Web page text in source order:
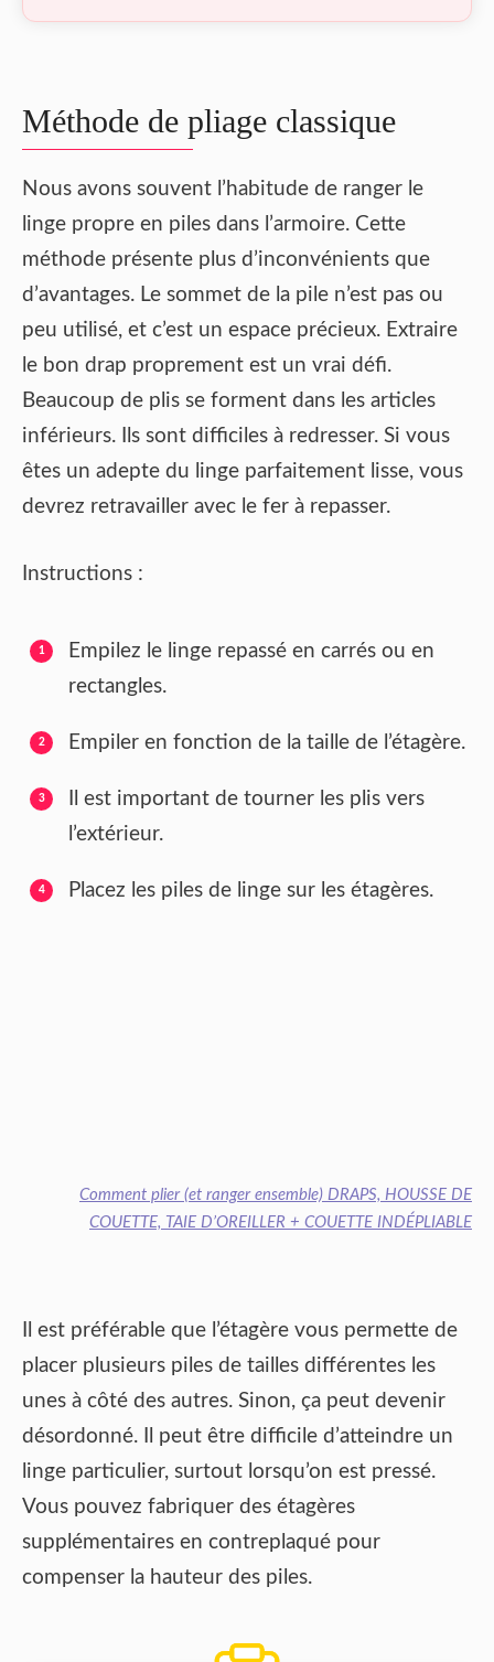
Méthode de pliage classique
Nous avons souvent l’habitude de ranger le
linge propre en piles dans l’armoire. Cette
méthode présente plus d’inconvénients que
d’avantages. Le sommet de la pile n’est pas ou
peu utilisé, et c’est un espace précieux. Extraire
le bon drap proprement est un vrai défi.
Beaucoup de plis se forment dans les articles
inférieurs. Ils sont difficiles à redresser. Si vous
êtes un adepte du linge parfaitement lisse, vous
devrez retravailler avec le fer à repasser.
Instructions :
Empilez le linge repassé en carrés ou en
rectangles.
Empiler en fonction de la taille de l’étagère.
Il est important de tourner les plis vers
l’extérieur.
Placez les piles de linge sur les étagères.
Comment plier (et ranger ensemble) DRAPS, HOUSSE DE
COUETTE, TAIE D’OREILLER + COUETTE INDÉPLIABLE
Il est préférable que l’étagère vous permette de
placer plusieurs piles de tailles différentes les
unes à côté des autres. Sinon, ça peut devenir
désordonné. Il peut être difficile d’atteindre un
linge particulier, surtout lorsqu’on est pressé.
Vous pouvez fabriquer des étagères
supplémentaires en contreplaqué pour
compenser la hauteur des piles.